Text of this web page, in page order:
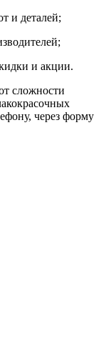
и деталей;
и акции.
сложности
через форму